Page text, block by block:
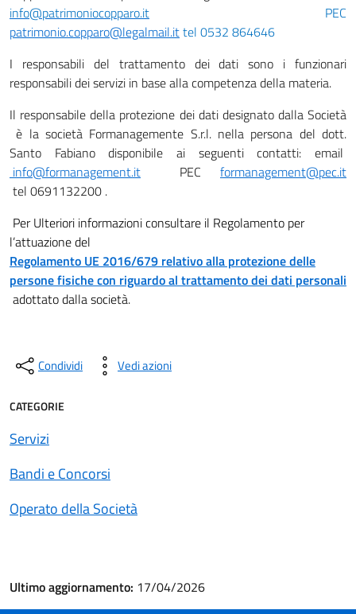
info@patrimoniocopparo.it PEC
patrimonio.copparo@legalmail.ittel 0532 864646
I responsabili del trattamento dei dati sono i funzionari
responsabili dei servizi in base alla competenza della materia.
Il responsabile della protezione dei dati designato dalla Società
è la società Formanagemente S.r.l. nella persona del dott.
Santo Fabiano disponibile ai seguenti contatti: email
info@formanagement.it PEC formanagement@pec.it
tel 0691132200 .
Per Ulteriori informazioni consultare il Regolamento per
l’attuazione del
Regolamento UE 2016/679 relativo alla protezione delle
persone fisiche con riguardo al trattamento dei dati personali
adottato dalla società.
Condividi Vedi azioni
CATEGORIE
Servizi
Bandi e Concorsi
Operato della Società
Ultimo aggiornamento: 17/04/2026